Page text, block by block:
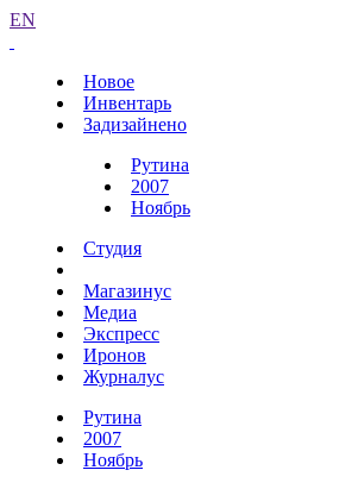
EN
Новое
Инвентарь
Задизайнено
Рутина
2007
Ноябрь
Студия
Магазинус
Медиа
Экспресс
Иронов
Журналус
Рутина
2007
Ноябрь